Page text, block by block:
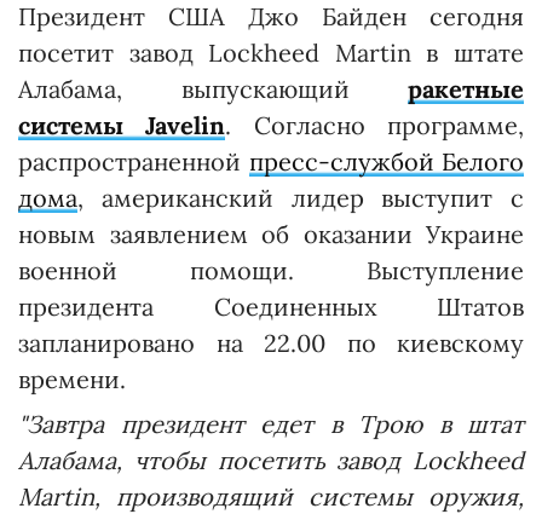
Президент США Джо Байден сегодня
посетит завод Lockheed Martin в штате
Алабама, выпускающий ракетные
системы Javelin. Согласно программе,
распространенной пресс-службой Белого
дома, американский лидер выступит с
новым заявлением об оказании Украине
военной помощи. Выступление
президента Соединенных Штатов
запланировано на 22.00 по киевскому
времени.
"Завтра президент едет в Трою в штат
Алабама, чтобы посетить завод Lockheed
Martin, производящий системы оружия,